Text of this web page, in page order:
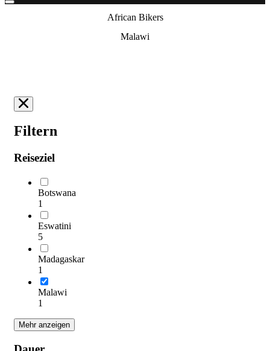
African Bikers
Malawi
Filtern
Reiseziel
Botswana
1
Eswatini
5
Madagaskar
1
Malawi
1
Mehr anzeigen